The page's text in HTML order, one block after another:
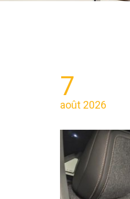
7
août 2026